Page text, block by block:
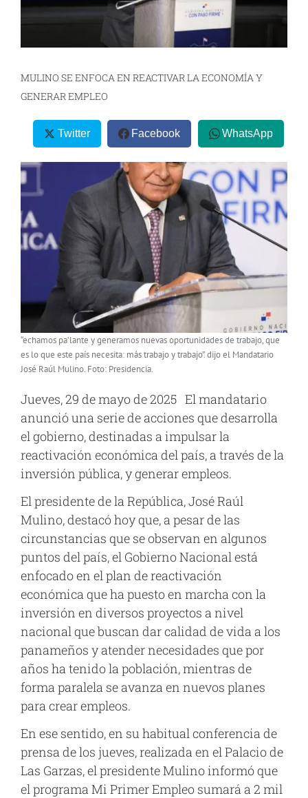
MULINO SE ENFOCA EN REACTIVAR LA ECONOMÍA Y
GENERAR EMPLEO
Twitter Facebook WhatsApp
“echamos pa’lante y generamos nuevas oportunidades de trabajo, que
es lo que este país necesita: más trabajo y trabajo”. dijo el Mandatario
José Raúl Mulino. Foto: Presidencia.
Jueves, 29 de mayo de 2025 El mandatario
anunció una serie de acciones que desarrolla
el gobierno, destinadas a impulsar la
reactivación económica del país, a través de la
inversión pública, y generar empleos.
El presidente de la República, José Raúl
Mulino, destacó hoy que, a pesar de las
circunstancias que se observan en algunos
puntos del país, el Gobierno Nacional está
enfocado en el plan de reactivación
económica que ha puesto en marcha con la
inversión en diversos proyectos a nivel
nacional que buscan dar calidad de vida a los
panameños y atender necesidades que por
años ha tenido la población, mientras de
forma paralela se avanza en nuevos planes
para crear empleos.
En ese sentido, en su habitual conferencia de
prensa de los jueves, realizada en el Palacio de
Las Garzas, el presidente Mulino informó que
el programa Mi Primer Empleo sumará a 2 mil